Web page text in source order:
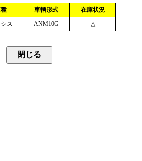
車輌形式
在庫状況
ス ANM10G △